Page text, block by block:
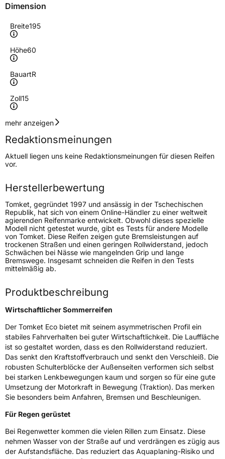
Dimension
Breite195
Höhe60
BauartR
Zoll15
Geschwindigkeitsindex
Höchstgeschwindigkeit
240 km/h
Lastindex88
Höchstlast560 kg
Generelle Merkmale
FahrzeugtypPKW
VerwendungSommerreifen
ModellnameEco
FahrzeugartPKW & SUV
ZustandNeureifen
EU Label
EffizienzC
Nasshaftung B
Rollgeräusch (Klasse)B
mehr anzeigen
Redaktionsmeinungen
Aktuell liegen uns keine Redaktionsmeinungen für diesen Reifen
vor.
Herstellerbewertung
Tomket, gegründet 1997 und ansässig in der Tschechischen
Republik, hat sich von einem Online-Händler zu einer weltweit
agierenden Reifenmarke entwickelt. Obwohl dieses spezielle
Modell nicht getestet wurde, gibt es Tests für andere Modelle
von Tomket. Diese Reifen zeigen gute Bremsleistungen auf
trockenen Straßen und einen geringen Rollwiderstand, jedoch
Schwächen bei Nässe wie mangelnden Grip und lange
Bremswege. Insgesamt schneiden die Reifen in den Tests
mittelmäßig ab.
Produktbeschreibung
Wirtschaftlicher Sommerreifen
Der Tomket Eco bietet mit seinem asymmetrischen Profil ein
stabiles Fahrverhalten bei guter Wirtschaftlichkeit. Die Lauffläche
ist so gestaltet worden, dass es den Rollwiderstand reduziert.
Das senkt den Kraftstoffverbrauch und senkt den Verschleiß. Die
robusten Schulterblöcke der Außenseiten verformen sich selbst
bei starken Lenkbewegungen kaum und sorgen so für eine gute
Umsetzung der Motorkraft in Bewegung (Traktion). Das merken
Sie besonders beim Anfahren, Bremsen und Beschleunigen.
Für Regen gerüstet
Bei Regenwetter kommen die vielen Rillen zum Einsatz. Diese
nehmen Wasser von der Straße auf und verdrängen es zügig aus
der Aufstandsfläche. Das reduziert das Aquaplaning-Risiko und